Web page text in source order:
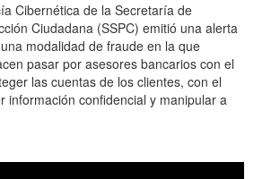
Cibernética de la Secretaría de
Ciudadana (SSPC) emitió una alerta
modalidad de fraude en la que
pasar por asesores bancarios con el
las cuentas de los clientes, con el
información confidencial y manipular a